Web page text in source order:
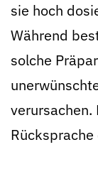
sie hoch
Während
solche
verursachen.